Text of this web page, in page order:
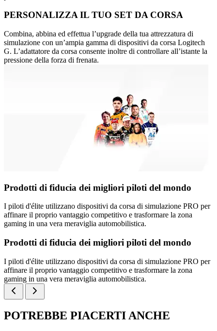
PERSONALIZZA IL TUO SET DA CORSA
Combina, abbina ed effettua l’upgrade della tua attrezzatura di
simulazione con un’ampia gamma di dispositivi da corsa Logitech
G. L’adattatore da corsa consente inoltre di controllare all’istante la
pressione della forza di frenata.
Prodotti di fiducia dei migliori piloti del mondo
I piloti d'élite utilizzano dispositivi da corsa di simulazione PRO per
affinare il proprio vantaggio competitivo e trasformare la zona
gaming in una vera meraviglia automobilistica.
Prodotti di fiducia dei migliori piloti del mondo
I piloti d'élite utilizzano dispositivi da corsa di simulazione PRO per
affinare il proprio vantaggio competitivo e trasformare la zona
gaming in una vera meraviglia automobilistica.
POTREBBE PIACERTI ANCHE